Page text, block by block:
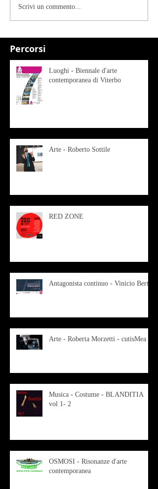
Percorsi
Scrivi un commento...
Luoghi - Biennale d'arte
contemporanea di Viterbo
Arte - Roberto Sottile
RED ZONE
Antagonista continuo - Vinicio Berti
Arte - Roberta Morzetti - cutisMea
Musica - Costume - BLANDITIA
vol 1- 2
OSMOSI - Risonanze d'arte
contemporanea